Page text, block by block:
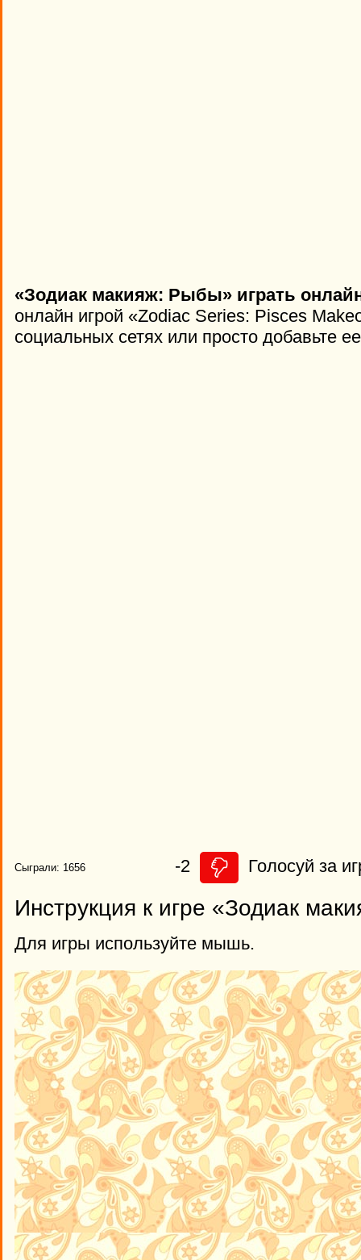
«Зодиак макияж: Рыбы» играть
онлайн игрой «Zodiac Series: Pisces
социальных сетях или просто добавьте
Сыграли: 1656 -2 Голосуй за
Инструкция к игре «Зодиак
Для игры используйте мышь.